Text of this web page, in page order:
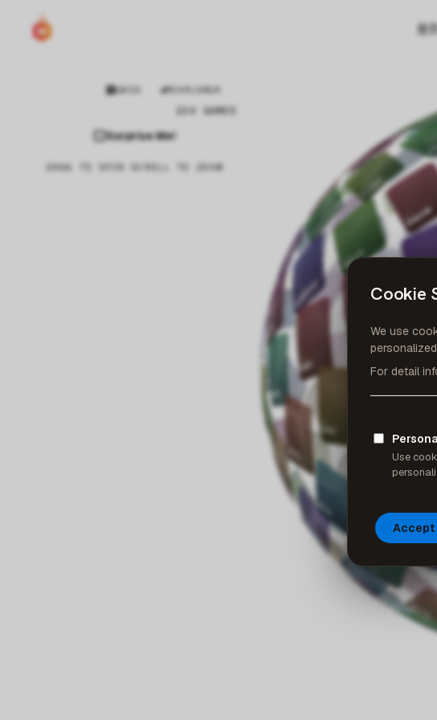
首页
GRID
224 GAMES
Surprise Me!
DRAG TO SPIN SCROLL TO ZOOM